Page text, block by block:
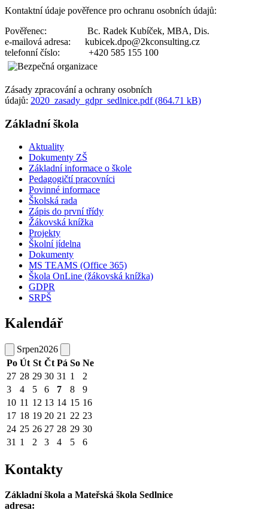
Kontaktní údaje pověřence pro ochranu osobních údajů:
Pověřenec: Bc. Radek Kubíček, MBA, Dis.
e-mailová adresa: kubicek.dpo@2kconsulting.cz
telefonní číslo: +420 585 155 100
Zásady zpracování a ochrany osobních
údajů: 2020_zasady_gdpr_sedlnice.pdf (864.71 kB)
Základní škola
Aktuality
Dokumenty ZŠ
Základní informace o škole
Pedagogičtí pracovníci
Povinné informace
Školská rada
Zápis do první třídy
Žákovská knížka
Projekty
Školní jídelna
Dokumenty
MS TEAMS (Office 365)
Škola OnLine (žákovská knížka)
GDPR
SRPŠ
Kalendář
Srpen2026
Po Út St Čt Pá So Ne
27 28 29 30 31 1
2
3
4 5 6 7 8
9
10 11 12 13 14 15 16
17 18 19 20 21 22 23
24 25 26 27 28 29 30
31 1 2 3 4 5 6
Kontakty
Základní škola a Mateřská škola Sedlnice
adresa: